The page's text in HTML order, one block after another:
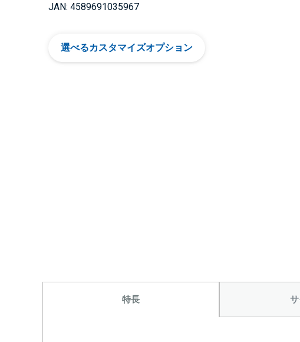
JAN: 4589691035967
選べるカスタマイズオプション
特長